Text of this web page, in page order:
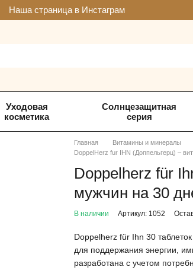
Наша страница в Инстаграм
Уходовая
косметика
Солнцезащитная
серия
Главная Витамины и минералы
DoppelHerz fur IHN (Доппельгерц) –
Doppelherz für
мужчин на 30
В наличии Артикул: 1052
Doppelherz für Ihn 30
для поддержания энергии,
разработана с учетом